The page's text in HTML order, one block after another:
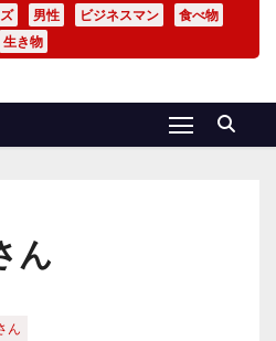
男性 ビジネスマン
食べ物
生き物
ん
ん